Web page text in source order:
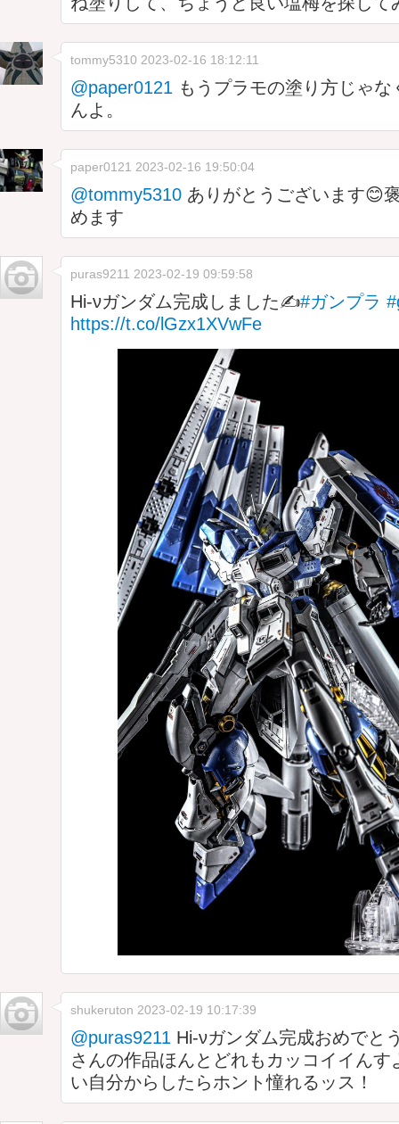
tommy5310 2023-02-16 18:12:11
@paper0121 もうプラモの塗り方じゃ
んよ。
paper0121 2023-02-16 19:50:04
@tommy5310 ありがとうございます😊
めます
puras9211 2023-02-19 09:59:58
Hi-νガンダム完成しました✍️#ガンプラ
https://t.co/lGzx1XVwFe
shukeruton 2023-02-19 10:17:39
@puras9211 Hi-νガンダム完成おめでと
さんの作品ほんとどれもカッコイイん
い自分からしたらホント憧れるッス！